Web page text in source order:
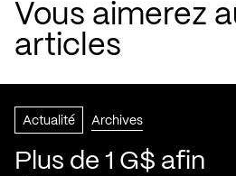
Vous aimerez
articles
Actualité Archives
Plus de 1 G$ afin